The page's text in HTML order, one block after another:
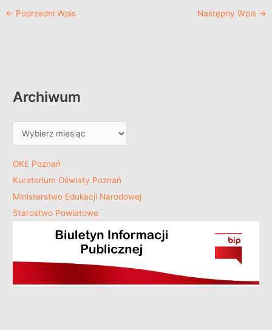
← Poprzedni Wpis Następny Wpis →
Archiwum
OKE Poznań
Kuratorium Oświaty Poznań
Ministerstwo Edukacji Narodowej
Starostwo Powiatowe